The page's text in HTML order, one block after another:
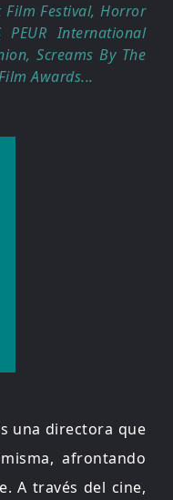
Festival, Horror
PEUR International
Screams By The
Awards...
una directora que
afrontando
A través del cine,